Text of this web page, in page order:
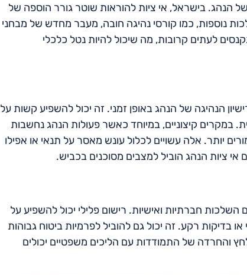
הנהג. בישראל, אי ציות להוראות שוטר גורר הוספה של
נוספות, כמו קורסי נהיגה חובה, מעבר מחדש של מבחני
לעתים קרובות, מה שיכול להיות נטל כלכלי
הנהיגה של הנהג באופן זמני. זה יכול להשפיע קשות על
במקרים קיצוניים, במיוחד כאשר פעולות הנהג נחשבות
יותר. אלה עשויים לכלול עונש מאסר על תנאי או אפילו
ציות הנהג הוביל למצבים מסוכנים בכביש.
חברתיות ואישיות. רישום פלילי יכול להשפיע על
בדיקות רקע. זה יכול גם להוביל לפרמיות ביטוח גבוהות
והחרדה של התמודדות עם הליכים משפטיים יכולים